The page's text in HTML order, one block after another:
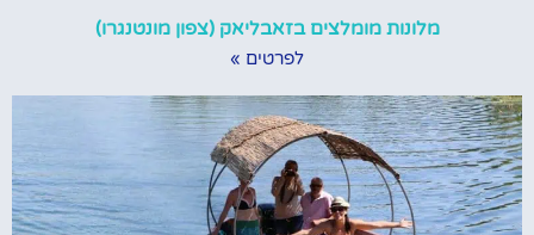
מלונות מומלצים בזאבליאק (צפון מונטנגרו)
לפרטים »